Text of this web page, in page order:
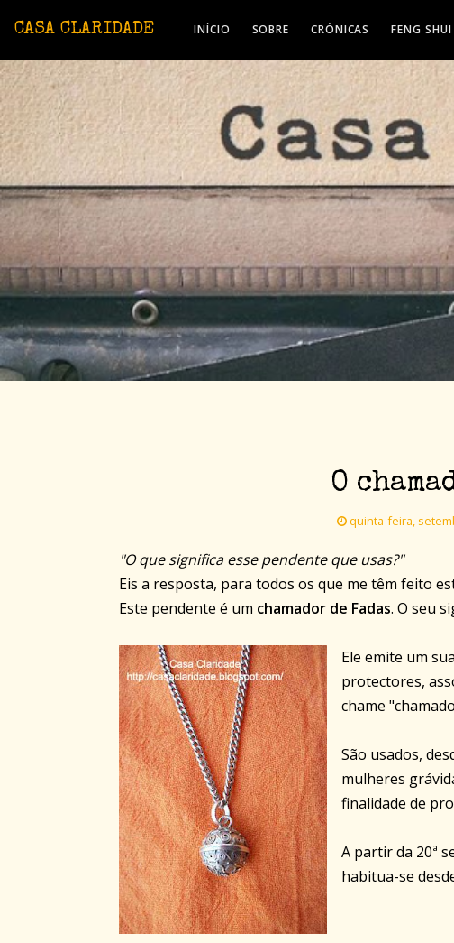
CASA CLARIDADE INÍCIO SOBRE CRÓNICAS FENG SHUI
O
quinta-feira,
"O que significa esse pendente que usas?"
Eis a resposta, para todos os que me têm feito
Este pendente é um chamador de Fadas. O seu
Ele emite um
protectores,
chame
São usados,
mulheres
finalidade de
A partir da 20ª
habitua-se